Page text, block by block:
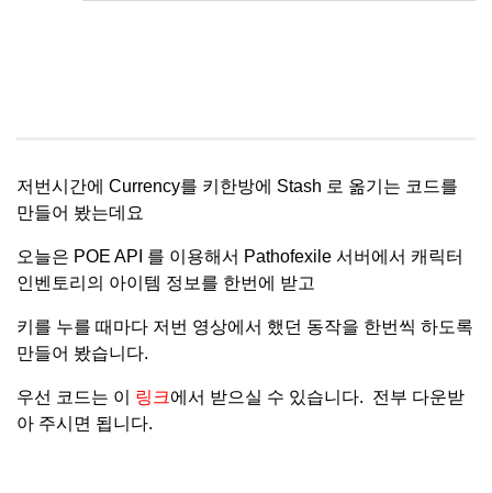
저번시간에 Currency를 키한방에 Stash 로 옮기는 코드를
만들어 봤는데요
오늘은 POE API 를 이용해서 Pathofexile 서버에서 캐릭터
인벤토리의 아이템 정보를 한번에 받고
키를 누를 때마다 저번 영상에서 했던 동작을 한번씩 하도록
만들어 봤습니다.
우선 코드는 이 링크에서 받으실 수 있습니다. 전부 다운받
아 주시면 됩니다.